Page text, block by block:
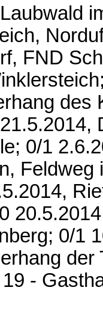
FND
des
0/1
0/1
-